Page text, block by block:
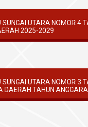
UTARA NOMOR 4
2025-2029
UTARA NOMOR 3
DAERAH TAHUN